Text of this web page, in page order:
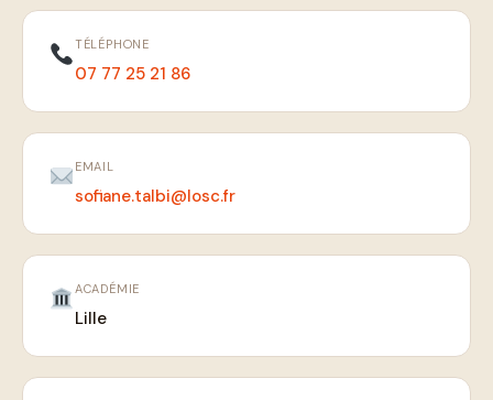
TÉLÉPHONE
07 77 25 21 86
EMAIL
sofiane.talbi@losc.fr
ACADÉMIE
Lille